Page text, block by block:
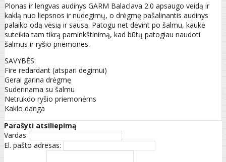
Plonas ir lengvas audinys GARM Balaclava 2.0 apsaugo veidą ir
kaklą nuo liepsnos ir nudegimų, o drėgmę pašalinantis audinys
palaiko odą vėsią ir sausą. Patogu net dėvint po šalmu, kaukė
suteikia tam tikrą paminkštinimą, kad būtų patogiau naudoti
šalmus ir ryšio priemones.
SAVYBĖS:
Fire redardant (atspari degimui)
Gerai garina drėgmę
Suderinama su šalmu
Netrukdo ryšio priemonėms
Kaklo danga
Parašyti atsiliepimą
Vardas:
El. pašto adresas: